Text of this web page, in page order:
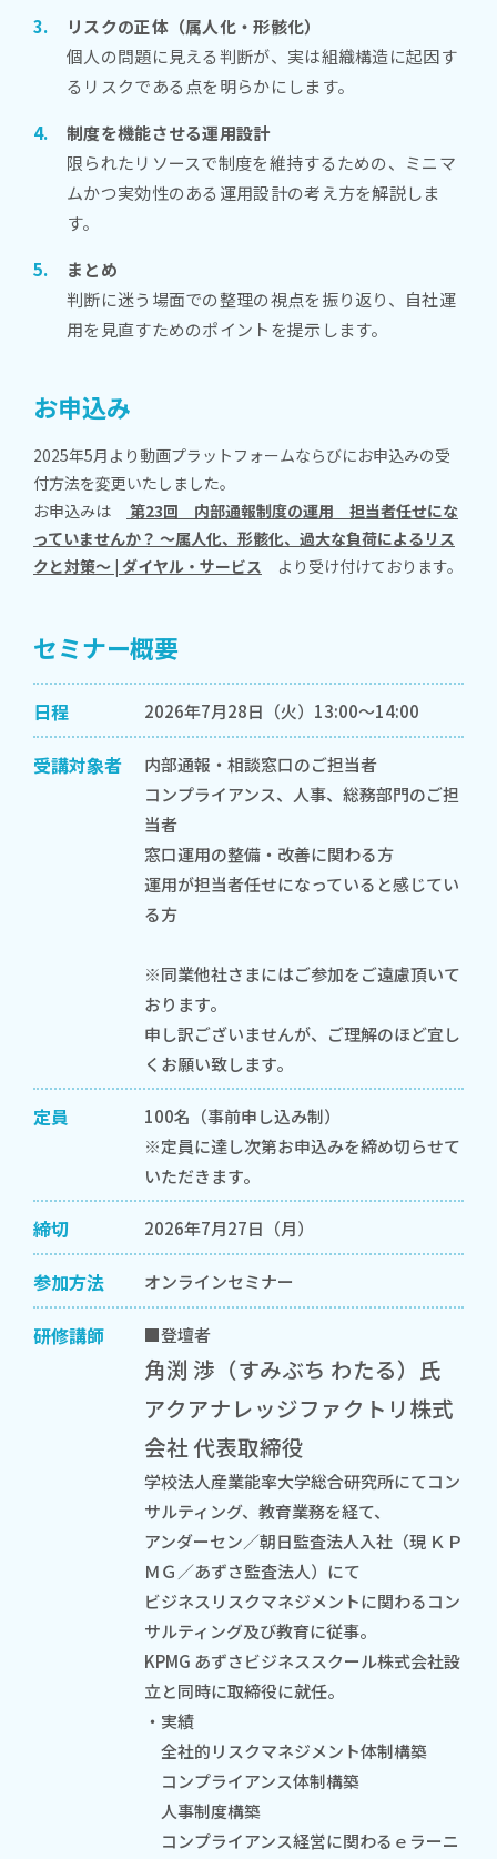
リスクの正体（属人化・形骸化）
個人の問題に見える判断が、実は組織構造に起因す
るリスクである点を明らかにします。
制度を機能させる運用設計
限られたリソースで制度を維持するための、ミニマ
ムかつ実効性のある運用設計の考え方を解説しま
す。
まとめ
判断に迷う場面での整理の視点を振り返り、自社運
用を見直すためのポイントを提示します。
お申込み
2025年5月より動画プラットフォームならびにお申込みの受
付方法を変更いたしました。
お申込みは
第23回 内部通報制度の運用 担当者任せにな
っていませんか？ ～属人化、形骸化、過大な負荷によるリス
クと対策～ | ダイヤル・サービス より受け付けております。
セミナー概要
日程 2026年7月28日（火）13:00～14:00
受講対象者
内部通報・相談窓口のご担当者
コンプライアンス、人事、総務部門のご担
当者
窓口運用の整備・改善に関わる方
運用が担当者任せになっていると感じてい
る方
※同業他社さまにはご参加をご遠慮頂いて
おります。
申し訳ございませんが、ご理解のほど宜し
くお願い致します。
定員
100名（事前申し込み制）
※定員に達し次第お申込みを締め切らせて
いただきます。
締切 2026年7月27日（月）
参加方法 オンラインセミナー
研修講師 ■登壇者
角渕 渉（すみぶち わたる）氏
アクアナレッジファクトリ株式
会社 代表取締役
学校法人産業能率大学総合研究所にてコン
サルティング、教育業務を経て、
アンダーセン／朝日監査法人入社（現 ＫＰ
ＭＧ／あずさ監査法人）にて
ビジネスリスクマネジメントに関わるコン
サルティング及び教育に従事。
KPMG あずさビジネススクール株式会社設
立と同時に取締役に就任。
・実績
全社的リスクマネジメント体制構築
コンプライアンス体制構築
人事制度構築
コンプライアンス経営に関わるｅラーニ